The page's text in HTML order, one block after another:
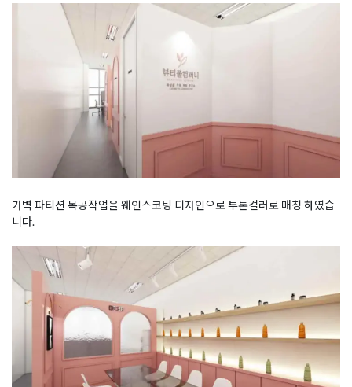
가벽 파티션 목공작업을 웨인스코팅 디자인으로 투톤컬러로 매칭 하였습
니다.